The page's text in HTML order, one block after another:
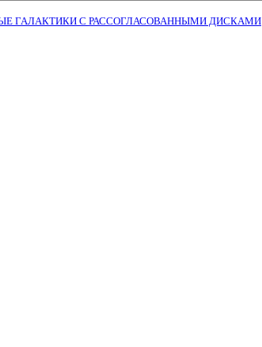
ГАЛАКТИКИ С РАССОГЛАСОВАННЫМИ ДИСКАМИ